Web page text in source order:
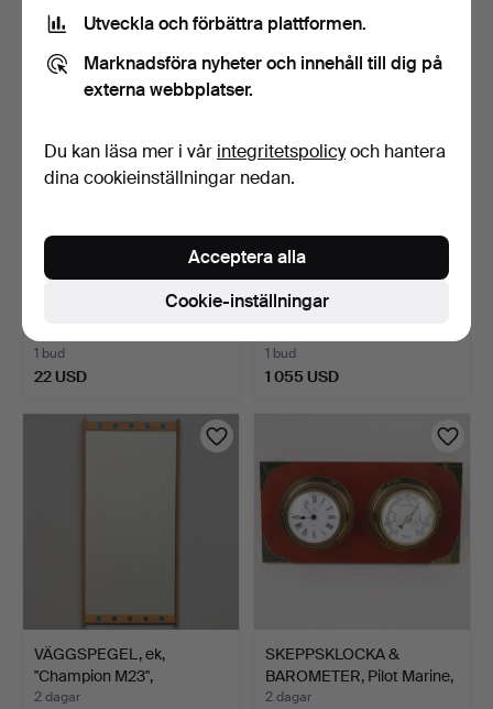
DOCKOR, 4 st, mestadels
Atelier Fauni, Mum…
1 bud
22 USD
FRITIOF SCHÜLDT. Olja på
duk, Utsikt från …
1 bud
1 055 USD
VÄGGSPEGEL, ek,
"Champion M23",
Rågglasapp…
2 dagar
SKEPPSKLOCKA &
BAROMETER, Pilot Marine,
Ty…
2 dagar
Utveckla och förbättra plattformen.
Marknadsföra nyheter och innehåll till dig på
externa webbplatser.
Du kan läsa mer i vår integritetspolicyoch hantera
dina cookieinställningar nedan.
Cookie-inställningar
Acceptera alla